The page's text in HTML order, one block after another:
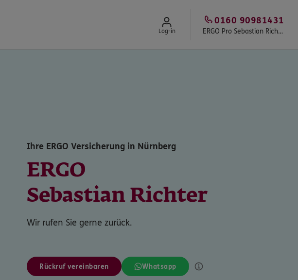
Log-in ERGO Pro Sebastian Richter
0160 90981431
Ihre ERGO Versicherung in Nürnberg
ERGO
Sebastian Richter
Wir rufen Sie gerne zurück.
Rückruf vereinbaren Whatsapp